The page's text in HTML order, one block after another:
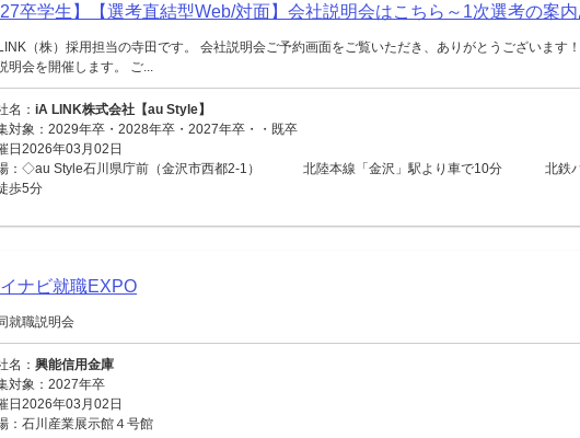
27卒学生】【選考直結型Web/対面】会社説明会はこちら～1次選考の案内
（株）採用担当の寺田です。 会社説明会ご予約画面をご覧いただき、ありがとうございます
明会を開催します。 ご...
名： iA LINK株式会社【au Style】
対象：2029年卒・2028年卒・2027年卒・・既卒
日2026年03月02日
：◇au Style石川県庁前（金沢市西都2-1） 北陸本線「金沢」駅より車で10分 北鉄バ
歩5分
ナビ就職EXPO
就職説明会
名： 興能信用金庫
対象：2027年卒
日2026年03月02日
：石川産業展示館４号館